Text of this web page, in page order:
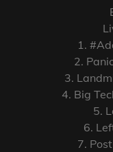
1.
2.
3.
4. Big
5.
6.
7.